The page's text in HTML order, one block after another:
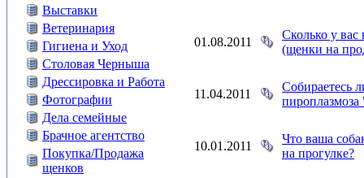
Выставки
Ветеринария
Гигиена и Уход
Столовая Черныша
Дрессировка и Работа
Фотографии
Дела семейные
Брачное агентство
Покупка/Продажа
щенков
01.08.2011
Сколько у
(щенки на
11.04.2011
Собираетесь
10.01.2011
Что ваша
на прогулке?